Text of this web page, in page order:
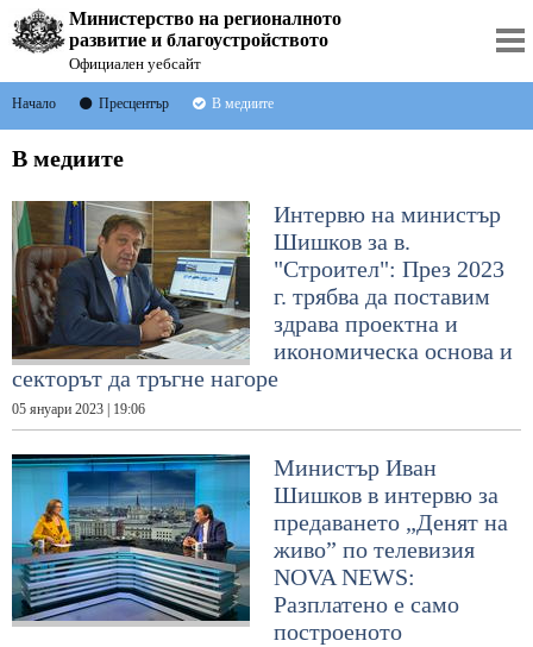
Министерство на регионалното
развитие и благоустройството
Официален уебсайт
Начало Пресцентър В медиите
В медиите
Интервю на министър
Шишков за в.
"Строител": През 2023
г. трябва да поставим
здрава проектна и
икономическа основа и
секторът да тръгне нагоре
05 януари 2023 | 19:06
Министър Иван
Шишков в интервю за
предаването „Денят на
живо” по телевизия
NOVA NEWS:
Разплатено е само
построеното